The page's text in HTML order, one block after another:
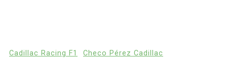
Cadillac Racing F1
Checo Pérez Cadillac